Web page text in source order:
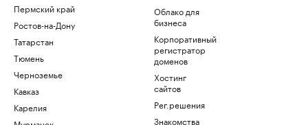
Пермский край
Ростов-на-Дону
Татарстан
Тюмень
Черноземье
Кавказ
Карелия
Облако для
бизнеса
Корпоративный
регистратор
доменов
Хостинг
сайтов
Рег.решения
Знакомства